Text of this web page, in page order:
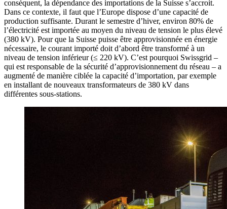
conséquent, la dépendance des importations de la Suisse s’accroit.
Dans ce contexte, il faut que l’Europe dispose d’une capacité de
production suffisante. Durant le semestre d’hiver, environ 80% de
l’électricité est importée au moyen du niveau de tension le plus élevé
(380 kV). Pour que la Suisse puisse être approvisionnée en énergie
nécessaire, le courant importé doit d’abord être transformé à un
niveau de tension inférieur (≤ 220 kV). C’est pourquoi Swissgrid –
qui est responsable de la sécurité d’approvisionnement du réseau – a
augmenté de manière ciblée la capacité d’importation, par exemple
en installant de nouveaux transformateurs de 380 kV dans
différentes sous-stations.